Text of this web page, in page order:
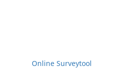
Online Surveytool